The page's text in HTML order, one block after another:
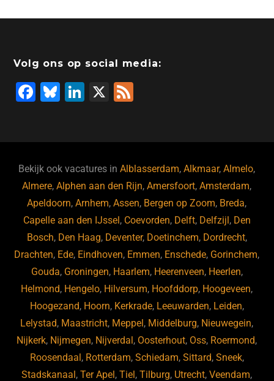
Volg ons op social media:
F
b
o
o
k
Bl
ky
Li
dI
n
X
Bekijk ook vacatures inAlblasserdam,Alkmaar,Almelo,
Almere,Alphen aan den Rijn,Amersfoort,Amsterdam,
Apeldoorn,Arnhem,Assen, Bergen op Zoom, Breda,
Capelle aan den IJssel , Coevorden, Delft, Delfzijl , Den
Bosch, Den Haag, Deventer, Doetinchem, Dordrecht,
Drachten, Ede, Eindhoven, Emmen, Enschede, Gorinchem,
Gouda, Groningen, Haarlem, Heerenveen, Heerlen,
Helmond, Hengelo, Hilversum, Hoofddorp, Hoogeveen,
Hoogezand, Hoorn, Kerkrade, Leeuwarden, Leiden,
Lelystad, Maastricht, Meppel , Middelburg, Nieuwegein,
Nijkerk, Nijmegen, Nijverdal , Oosterhout, Oss, Roermond,
Roosendaal , Rotterdam, Schiedam, Sittard, Sneek,
Stadskanaal ,Ter Apel ,Tiel ,Tilburg, Utrecht,Veendam,